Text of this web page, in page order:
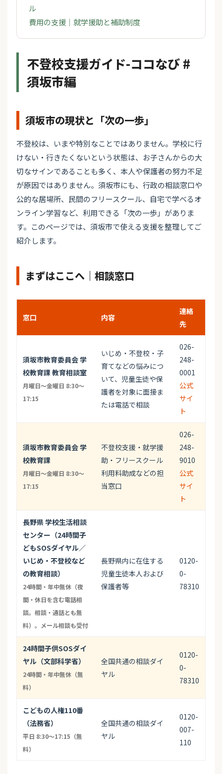
ル
費用の支援｜就学援助と補助制度
不登校支援ガイド-ココなび #
須坂市編
須坂市の現状と「次の一歩」
不登校は、いまや特別なことではありません。学校に行
けない・行きたくないという状態は、お子さんからの大
切なサインであることも多く、本人や保護者の努力不足
が原因ではありません。須坂市にも、行政の相談窓口や
公的な居場所、民間のフリースクール、自宅で学べるオ
ンライン学習など、利用できる「次の一歩」がありま
す。このページでは、須坂市で使える支援を整理してご
紹介します。
まずはここへ｜相談窓口
窓口 内容
連絡
先
須坂市教育委員会 学
校教育課 教育相談室
月曜日～金曜日 8:30～
17:15
いじめ・不登校・子
育てなどの悩みにつ
いて、児童生徒や保
護者を対象に面接ま
たは電話で相談
026-
248-
0001
公式
サイ
ト
須坂市教育委員会 学
校教育課
月曜日～金曜日 8:30～
17:15
不登校支援・就学援
助・フリースクール
利用料助成などの担
当窓口
026-
248-
9010
公式
サイ
ト
長野県 学校生活相談
センター（24時間子
どもSOSダイヤル／
いじめ・不登校など
の教育相談）
24時間・年中無休（夜
間・休日を含む電話相
談。相談・通話とも無
料）。メール相談も受付
長野県内に在住する
児童生徒本人および
保護者等
0120-
0-
78310
24時間子供SOSダイ
ヤル（文部科学省）
24時間・年中無休（無
料）
全国共通の相談ダイ
ヤル
0120-
0-
78310
こどもの人権110番
（法務省）
平日 8:30〜17:15（無
料）
全国共通の相談ダイ
ヤル
0120-
007-
110